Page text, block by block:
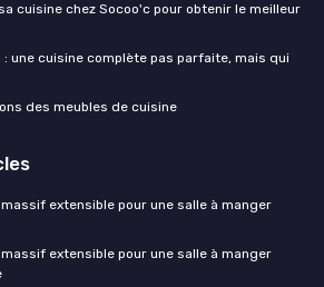
cuisine chez Socoo'c pour obtenir le meilleur
: une cuisine complète pas parfaite, mais qui
des meubles de cuisine
extensible pour une salle à manger
extensible pour une salle à manger